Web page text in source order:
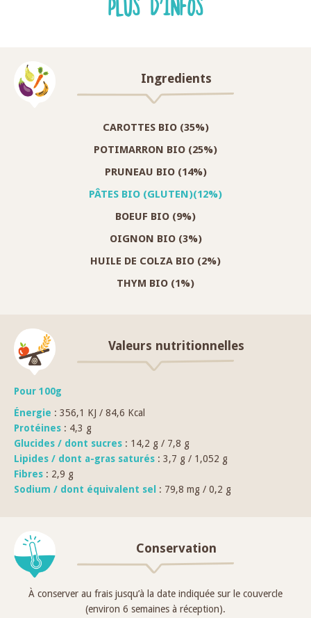
PLUS D'INFOS
Ingredients
CAROTTES BIO (35%)
POTIMARRON BIO (25%)
PRUNEAU BIO (14%)
PÂTES BIO (GLUTEN)(12%)
BOEUF BIO (9%)
OIGNON BIO (3%)
HUILE DE COLZA BIO (2%)
THYM BIO (1%)
Valeurs nutritionnelles
Pour 100g
Énergie : 356,1 KJ / 84,6 Kcal
Protéines : 4,3 g
Glucides / dont sucres : 14,2 g / 7,8 g
Lipides / dont a-gras saturés : 3,7 g / 1,052 g
Fibres : 2,9 g
Sodium / dont équivalent sel
: 79,8 mg / 0,2 g
Conservation
À conserver au frais jusqu’à la date indiquée sur le couvercle
(environ 6 semaines à réception).